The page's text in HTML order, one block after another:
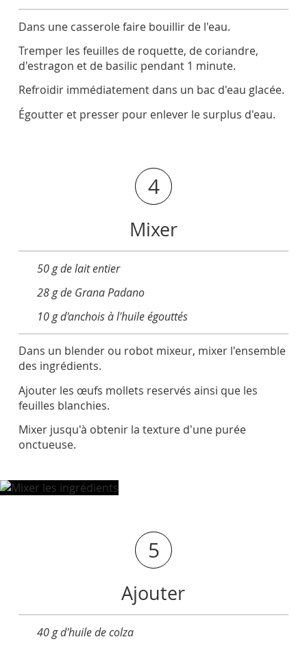
Dans une casserole faire bouillir de l'eau.
Tremper les feuilles de roquette, de coriandre,
d'estragon et de basilic pendant 1 minute.
Refroidir immédiatement dans un bac d'eau glacée.
Égoutter et presser pour enlever le surplus d'eau.
4
Mixer
50 g de lait entier
28 g de Grana Padano
10 g d'anchois à l'huile égouttés
Dans un blender ou robot mixeur, mixer l'ensemble
des ingrédients.
Ajouter les œufs mollets reservés ainsi que les
feuilles blanchies.
Mixer jusqu'à obtenir la texture d'une purée
onctueuse.
5
Ajouter
40 g d'huile de colza